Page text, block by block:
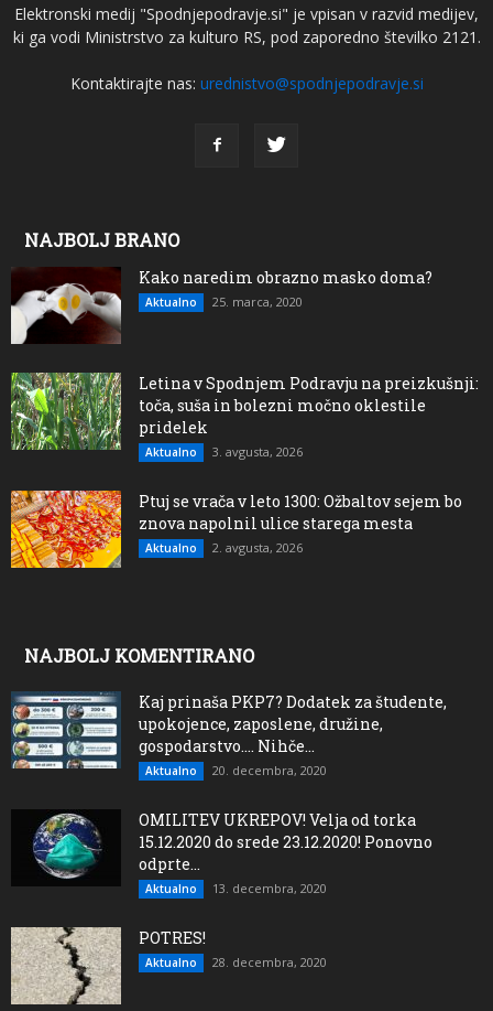
Elektronski medij "Spodnjepodravje.si" je vpisan v razvid medijev,
ki ga vodi Ministrstvo za kulturo RS, pod zaporedno številko 2121.
Kontaktirajte nas: urednistvo@spodnjepodravje.si
NAJBOLJ BRANO
Kako naredim obrazno masko doma?
Aktualno 25. marca, 2020
Letina v Spodnjem Podravju na preizkušnji:
toča, suša in bolezni močno oklestile
pridelek
Aktualno 3. avgusta, 2026
Ptuj se vrača v leto 1300: Ožbaltov sejem bo
znova napolnil ulice starega mesta
Aktualno 2. avgusta, 2026
NAJBOLJ KOMENTIRANO
Kaj prinaša PKP7? Dodatek za študente,
upokojence, zaposlene, družine,
gospodarstvo…. Nihče...
Aktualno 20. decembra, 2020
OMILITEV UKREPOV! Velja od torka
15.12.2020 do srede 23.12.2020! Ponovno
odprte...
Aktualno 13. decembra, 2020
POTRES!
Aktualno 28. decembra, 2020